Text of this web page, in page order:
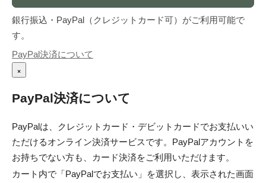
銀行振込・PayPal（クレジットカード可）がご利用可能で
す。
PayPal決済について
×
PayPal決済について
PayPalは、クレジットカード・デビットカードでお支払いい
ただけるオンライン決済サービスです。PayPalアカウントを
お持ちでない方も、カード決済をご利用いただけます。
カート内で「PayPalでお支払い」を選択し、表示された画面